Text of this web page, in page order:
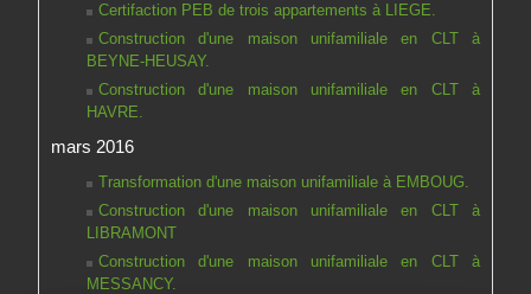
Certifaction PEB de trois appartements à LIEGE.
Construction d'une maison unifamiliale en CLT à
BEYNE-HEUSAY.
Construction d'une maison unifamiliale en CLT à
HAVRE.
mars 2016
Transformation d'une maison unifamiliale à EMBOUG.
Construction d'une maison unifamiliale en CLT à
LIBRAMONT
Construction d'une maison unifamiliale en CLT à
MESSANCY.